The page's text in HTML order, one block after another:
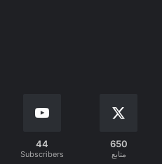
650
متابع
44
Subscribers